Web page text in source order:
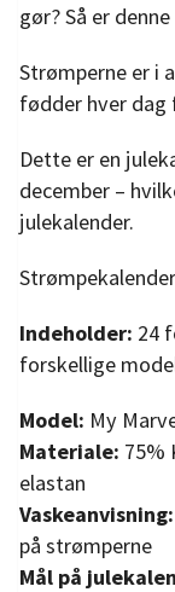
gør? Så er
Strømperne er i
fødder hver dag
Dette er en
december –
julekalender.
Indeholder: 24
forskellige
Model: My
Materiale: 75%
elastan
Vaskeanvisning:
på strømperne
Mål på